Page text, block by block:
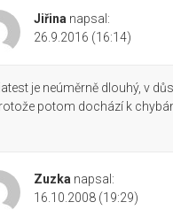
Jiřina napsal:
26.9.2016 (16:14)
je neúměrně dlouhý, v
potom dochází k
Zuzka napsal:
16.10.2008 (19:29)